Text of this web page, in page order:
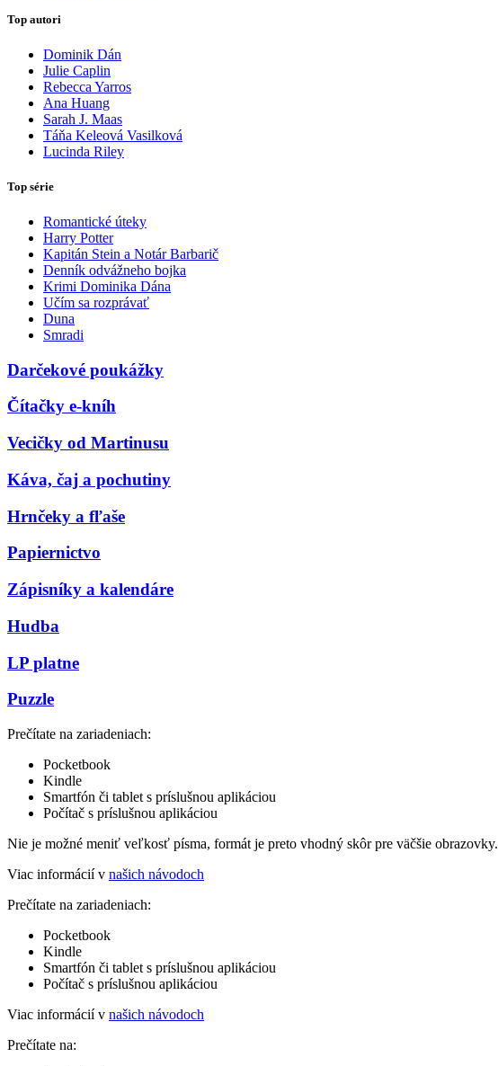
Top autori
Dominik Dán
Julie Caplin
Rebecca Yarros
Ana Huang
Sarah J. Maas
Táňa Keleová Vasilková
Lucinda Riley
Top série
Romantické úteky
Harry Potter
Kapitán Stein a Notár Barbarič
Denník odvážneho bojka
Krimi Dominika Dána
Učím sa rozprávať
Duna
Smradi
Darčekové poukážky
Čítačky e-kníh
Vecičky od Martinusu
Káva, čaj a pochutiny
Hrnčeky a fľaše
Papiernictvo
Zápisníky a kalendáre
Hudba
LP platne
Puzzle
Prečítate na zariadeniach:
Pocketbook
Kindle
Smartfón či tablet s príslušnou aplikáciou
Počítač s príslušnou aplikáciou
Nie je možné meniť veľkosť písma, formát je preto vhodný skôr pre väčšie obrazovky.
Viac informácií v našich návodoch
Prečítate na zariadeniach:
Pocketbook
Kindle
Smartfón či tablet s príslušnou aplikáciou
Počítač s príslušnou aplikáciou
Viac informácií v našich návodoch
Prečítate na: